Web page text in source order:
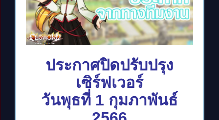
ประกาศปิดปรับปรุง
เซิร์ฟเวอร์
วันพุธที่ 1 กุมภาพันธ์